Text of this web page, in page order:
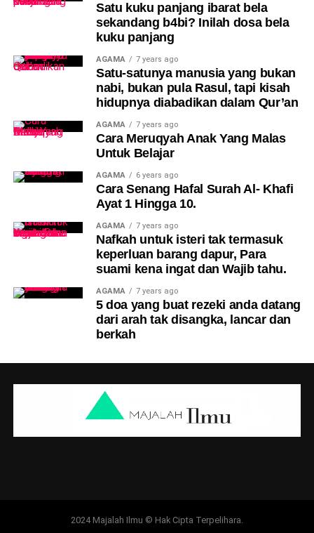
Satu kuku panjang ibarat bela
sekandang b4bi? Inilah dosa bela
kuku panjang
AGAMA 7 years ago
Satu-satunya manusia yang bukan
nabi, bukan pula Rasul, tapi kisah
hidupnya diabadikan dalam Qur’an
AGAMA 7 years ago
Cara Meruqyah Anak Yang Malas
Untuk Belajar
AGAMA 6 years ago
Cara Senang Hafal Surah Al- Khafi
Ayat 1 Hingga 10.
AGAMA 7 years ago
Nafkah untuk isteri tak termasuk
keperluan barang dapur, Para
suami kena ingat dan Wajib tahu.
AGAMA 7 years ago
5 doa yang buat rezeki anda datang
dari arah tak disangka, lancar dan
berkah
2024 Majalah Ilmu © Hak Cipta Terpelihara.